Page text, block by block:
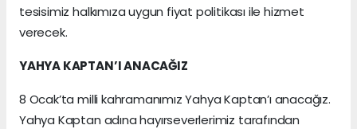
tesisimiz halkımıza uygun fiyat politikası ile hizmet
verecek.
YAHYA KAPTAN’I ANACAĞIZ
8 Ocak’ta milli kahramanımız Yahya Kaptan’ı anacağız.
Yahya Kaptan adına hayırseverlerimiz tarafından